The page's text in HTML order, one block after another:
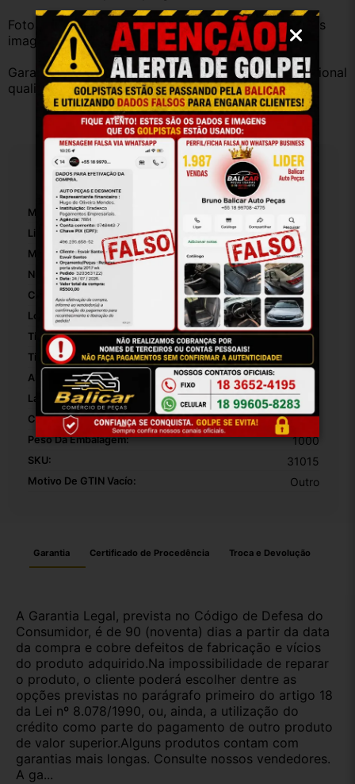
Fotos reais do produto. Peça exatamente igual à das
imagens.
Garantia válida somente com instalação por profissional
qualificado.
Especificações
Marca:
Linha: Toro
Modelo: Toro
Número De Peça: 100242348
Cor: Preto
Localização: Tampa Traseira
Tipo De Veículo: Carro/Caminhonete
Tipo: Moldura Acabamento
Altura Da Embalagem:
Largura Da Embalagem:
Comprimento Da Embalagem: 10
Peso Da Embalagem: 1000
SKU: 31015
Motivo De GTIN Vacío: Outro
Garantia Certificado de Procedência Troca e Devolução
A Garantia Legal, prevista no Código de Defesa do
Consumidor, é de 90 (noventa) dias a partir da data
da compra e cobre defeitos de fabricação e vícios
do produto adquirido.Na impossibilidade de reparar
o produto, o cliente poderá escolher dentre as
opções previstas no parágrafo primeiro do artigo 18
da Lei nº 8.078/1990, ou, ainda, a utilização do
crédito como parte do pagamento de outro produto
de valor superior.Alguns produtos contam com
garantias mais longas. Consulte nossos vendedores.
A ga...